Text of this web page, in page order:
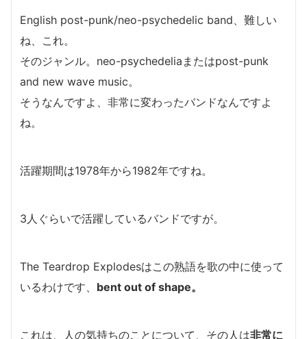
English post-punk/neo-psychedelic band、難しい
ね、これ。
そのジャンル。neo-psychedeliaまたはpost-punk
and new wave music。
そうなんですよ、非常に変わったバンドなんですよ
ね。
活躍期間は1978年から1982年ですね。
3人ぐらいで活躍しているバンドですが。
The Teardrop Explodesはこの熟語を歌の中に使って
いるわけです、 bent out of shape。
これは、人の気持ちのことについて、その人は非常に